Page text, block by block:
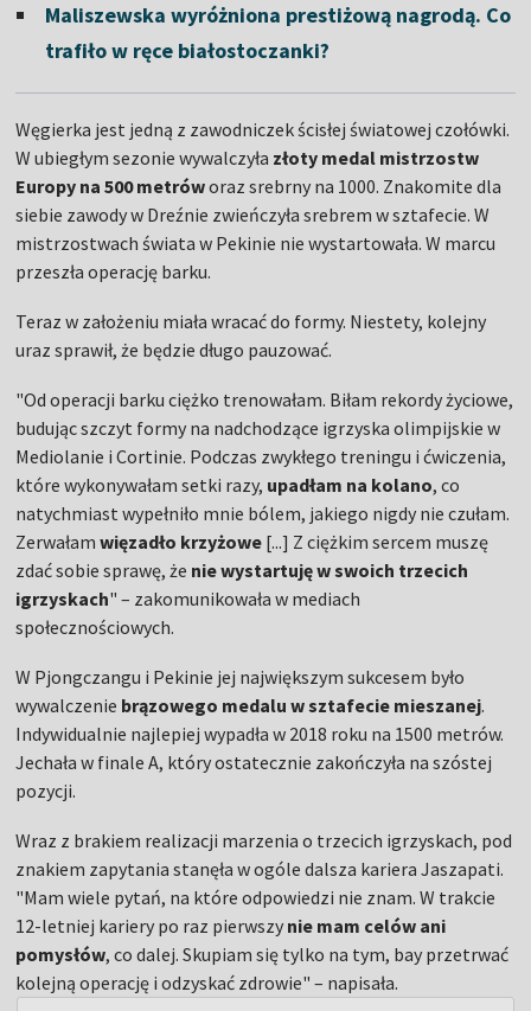
Maliszewska wyróżniona prestiżową nagrodą. Co
trafiło w ręce białostoczanki?
Węgierka jest jedną z zawodniczek ścisłej światowej czołówki.
W ubiegłym sezonie wywalczyła złoty medal mistrzostw
Europy na 500 metróworaz srebrny na 1000. Znakomite dla
siebie zawody w Dreźnie zwieńczyła srebrem w sztafecie. W
mistrzostwach świata w Pekinie nie wystartowała. W marcu
przeszła operację barku.
Teraz w założeniu miała wracać do formy. Niestety, kolejny
uraz sprawił, że będzie długo pauzować.
"Od operacji barku ciężko trenowałam. Biłam rekordy życiowe,
budując szczyt formy na nadchodzące igrzyska olimpijskie w
Mediolanie i Cortinie. Podczas zwykłego treningu i ćwiczenia,
które wykonywałam setki razy, upadłam na kolano, co
natychmiast wypełniło mnie bólem, jakiego nigdy nie czułam.
Zerwałamwięzadło krzyżowe [...] Z ciężkim sercem muszę
zdać sobie sprawę, że nie wystartuję w swoich trzecich
igrzyskach" – zakomunikowała w mediach
społecznościowych.
W Pjongczangu i Pekinie jej największym sukcesem było
wywalczenie brązowego medalu w sztafecie mieszanej.
Indywidualnie najlepiej wypadła w 2018 roku na 1500 metrów.
Jechała w finale A, który ostatecznie zakończyła na szóstej
pozycji.
Wraz z brakiem realizacji marzenia o trzecich igrzyskach, pod
znakiem zapytania stanęła w ogóle dalsza kariera Jaszapati.
"Mam wiele pytań, na które odpowiedzi nie znam. W trakcie
12-letniej kariery po raz pierwszy nie mam celów ani
pomysłów, co dalej. Skupiam się tylko na tym, bay przetrwać
kolejną operację i odzyskać zdrowie" – napisała.